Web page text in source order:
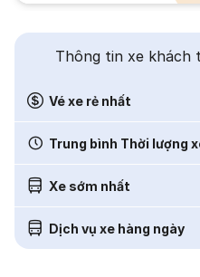
Thông tin xe khách
Vé xe rẻ nhất
Trung bình Thời lượng
Xe sớm nhất
Dịch vụ xe hàng ngày